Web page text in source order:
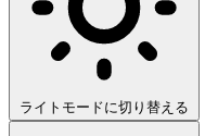
ライトモードに切り替える